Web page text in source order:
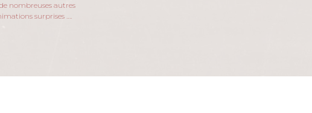
nombreuses autres
surprises ….